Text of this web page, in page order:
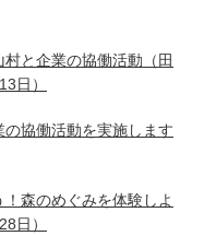
と企業の協働活動（田
日）
協働活動を実施します
！森のめぐみを体験しよ
日）